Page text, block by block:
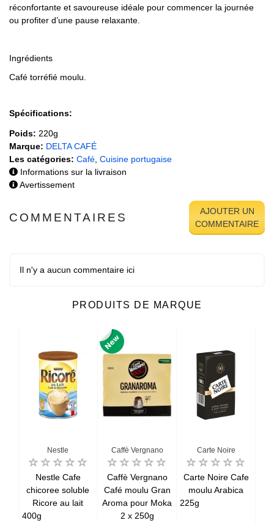
réconfortante et savoureuse idéale pour commencer la journée
ou profiter d’une pause relaxante.
Ingrédients
Café torréfié moulu.
Spécifications:
Poids: 220g
Marque: DELTA CAFÉ
Les catégories: Café Cuisine portugaise
Informations sur la livraison
Avertissement
COMMENTAIRES
AJOUTER UN
COMMENTAIRE
Il n'y a aucun commentaire ici
PRODUITS DE MARQUE
Nestle
Nestle Cafe
chicoree soluble
Ricore au lait
400g
Caffè Vergnano
Caffè Vergnano
Café moulu Gran
Aroma pour Moka
2 x 250g
Carte Noire
Carte Noire Cafe
moulu Arabica
225g